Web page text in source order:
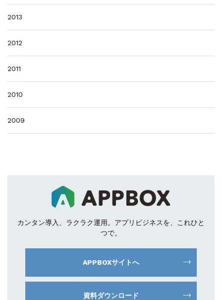
2013
2012
2011
2010
2009
カンタン導入、ラクラク運用。 アプリビジネスを、これひと
つで。
APPBOXサイトへ
資料ダウンロード